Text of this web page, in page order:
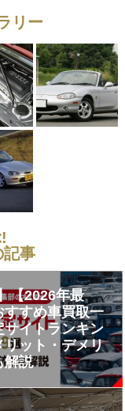
リー
記事
【2026年最
すすめ車買取一
サイトランキン
リット・デメリ
解説